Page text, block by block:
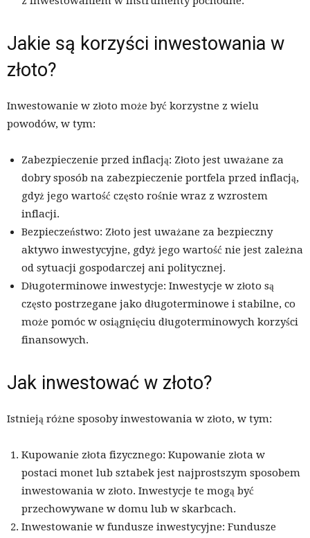
Jakie są korzyści inwestowania w
złoto?
Inwestowanie w złoto może być korzystne z wielu
powodów, w tym:
Zabezpieczenie przed inflacją: Złoto jest uważane za
dobry sposób na zabezpieczenie portfela przed inflacją,
gdyż jego wartość często rośnie wraz z wzrostem
inflacji.
Bezpieczeństwo: Złoto jest uważane za bezpieczny
aktywo inwestycyjne, gdyż jego wartość nie jest zależna
od sytuacji gospodarczej ani politycznej.
Długoterminowe inwestycje: Inwestycje w złoto są
często postrzegane jako długoterminowe i stabilne, co
może pomóc w osiągnięciu długoterminowych korzyści
finansowych.
Jak inwestować w złoto?
Istnieją różne sposoby inwestowania w złoto, w tym:
Kupowanie złota fizycznego: Kupowanie złota w
postaci monet lub sztabek jest najprostszym sposobem
inwestowania w złoto. Inwestycje te mogą być
przechowywane w domu lub w skarbcach.
Inwestowanie w fundusze inwestycyjne: Fundusze